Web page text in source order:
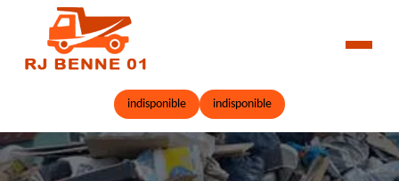
indisponible indisponible